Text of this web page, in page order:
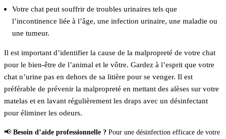
Votre chat peut souffrir de troubles urinaires tels que
l’incontinence liée à l’âge, une infection urinaire, une maladie ou
une tumeur.
Il est important d’identifier la cause de la malpropreté de votre chat
pour le bien-être de l’animal et le vôtre. Gardez à l’esprit que votre
chat n’urine pas en dehors de sa litière pour se venger. Il est
préférable de prévenir la malpropreté en mettant des alèses sur votre
matelas et en lavant régulièrement les draps avec un désinfectant
pour éliminer les odeurs.
📢Besoin d’aide professionnelle ? Pour une désinfection efficace de votre